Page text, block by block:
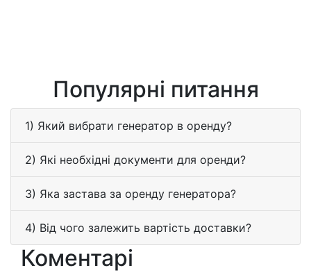
Популярні питання
1) Який вибрати генератор в оренду?
2) Які необхідні документи для оренди?
3) Яка застава за оренду генератора?
4) Від чого залежить вартість доставки?
Коментарі